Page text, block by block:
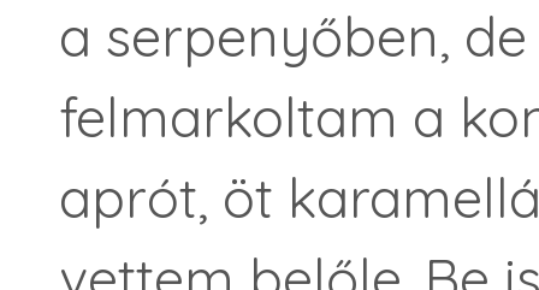
a serpenyőben,
felmarkoltam a
aprót, öt